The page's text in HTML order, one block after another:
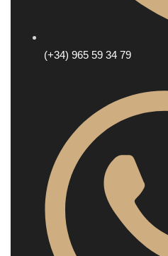
(+34) 965 59 34 79